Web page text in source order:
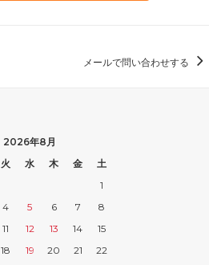
メールで問い合わせする
2026年8月
火 水 木 金
土
1
4 5 6 7
8
11 12 13 14
15
18 19 20 21
22